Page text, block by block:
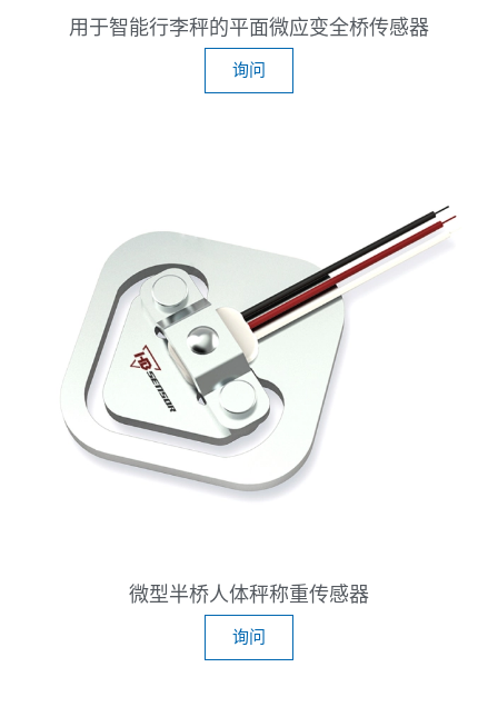
用于智能行李秤的平面微应变全桥传感器
询问
微型半桥人体秤称重传感器
询问